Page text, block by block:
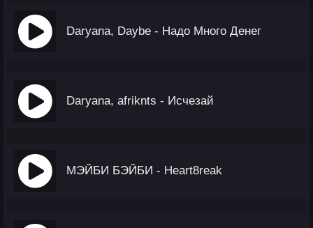
Daryana, Daybe - Надо Много Денег
Daryana, afriknts - Исчезай
МЭЙБИ БЭЙБИ - Heart8reak